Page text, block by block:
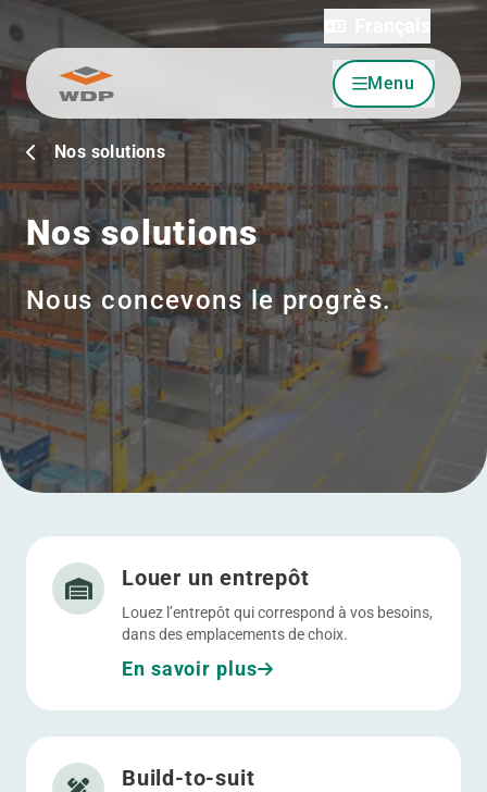
Allez au contenu Menu
Nos solutions
Nos solutions
Nous concevons le progrès.
Menu
Louer un entrepôt
Louez l’entrepôt qui correspond à vos besoins,
dans des emplacements de choix.
En savoir plus
Allez à Louer un entrepôt
Build-to-suit
Allez à Build-to-suit